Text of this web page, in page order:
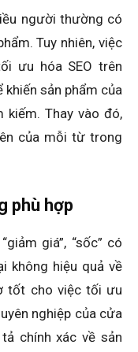
người thường có
Tuy nhiên, việc
ưu hóa SEO trên
khiến sản phẩm của
kiếm. Thay vào đó,
của mỗi từ trong
phù hợp
giá”, “sốc” có
không hiệu quả về
tốt cho việc tối ưu
nghiệp của cửa
chính xác về sản